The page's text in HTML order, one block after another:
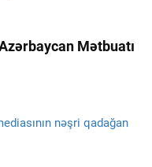
Mətbuatı